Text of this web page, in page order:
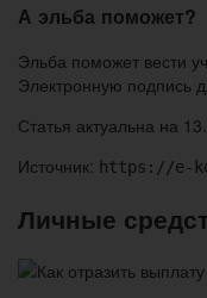
А эльба поможет?
Эльба поможет вести
Электронную подпись
Статья актуальна на
Источник: https://e-
Личные